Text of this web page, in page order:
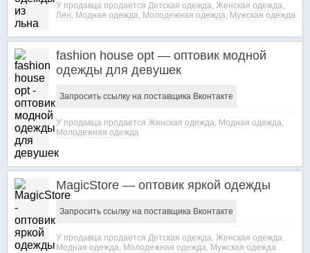
У продавца продается Детская одежда, Женская одежда,
Лен, Модная одежда, Молодежная одежда, Мужская одежда
fashion house opt — оптовик модной
одежды для девушек
Запросить ссылку на поставщика Вконтакте
У продавца продается Женская одежда, Модная одежда,
Молодежная одежда
MagicStore — оптовик яркой одежды
Запросить ссылку на поставщика Вконтакте
У продавца продается Детская одежда, Женская одежда,
Модная одежда, Молодежная одежда, Мужская одежда